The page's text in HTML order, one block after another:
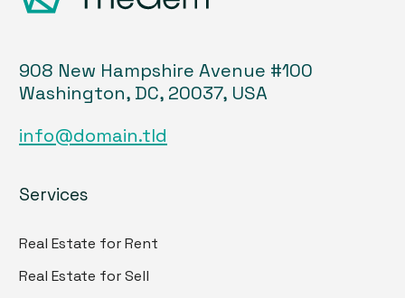
908 New Hampshire Avenue #100
Washington, DC, 20037, USA
info@domain.tld
Services
Real Estate for Rent
Real Estate for Sell